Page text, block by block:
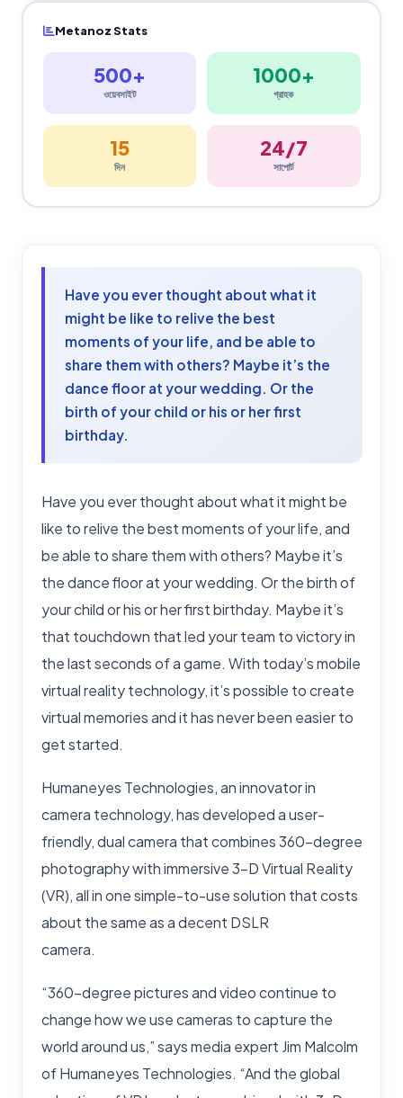
Have you ever thought about what it
might be like to relive the best
moments of your life, and be able to
share them with others? Maybe it’s the
dance floor at your wedding. Or the
birth of your child or his or her first
birthday.
Have you ever thought about what it might be
like to relive the best moments of your life, and
be able to share them with others? Maybe it’s
the dance floor at your wedding. Or the birth of
your child or his or her first birthday. Maybe it’s
that touchdown that led your team to victory in
the last seconds of a game. With today’s mobile
virtual reality technology, it’s possible to create
virtual memories and it has never been easier to
get started.
Humaneyes Technologies, an innovator in
camera technology, has developed a user-
friendly, dual camera that combines 360-degree
photography with immersive 3-D Virtual Reality
(VR), all in one simple-to-use solution that costs
about the same as a decent DSLR
camera.
“360-degree pictures and video continue to
change how we use cameras to capture the
world around us,” says media expert Jim Malcolm
of Humaneyes Technologies. “And the global
Metanoz Stats
500+
ওয়েবসাইট
1000+
গ্রাহক
15
দিন
24/7
সাপোর্ট